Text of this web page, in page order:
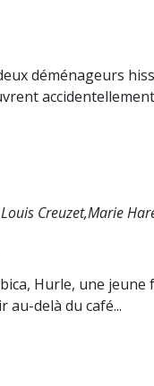
déménageurs
Creuzet,Marie
Hurle, une
au-delà du café...